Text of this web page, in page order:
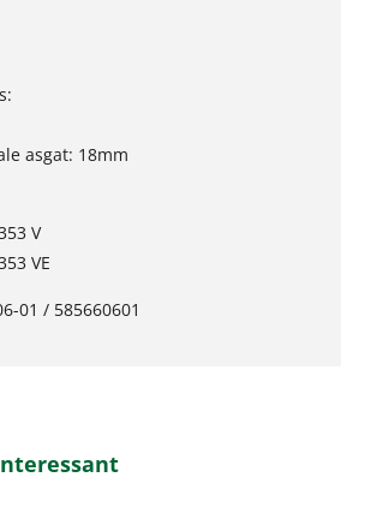
asgat: 18mm
V
VE
01 / 585660601